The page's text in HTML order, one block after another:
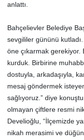
anlattı.
Bahçelievler Belediye
sevgililer gününü
öne çıkarmak gerekiyor.
kurduk. Birbirine
dostuyla, arkadaşıyla,
mesaj göndermek
sağlıyoruz.” diye
olmayan çiftlere resmi
Develioğlu, “İlçemizde
nikah merasimi ve